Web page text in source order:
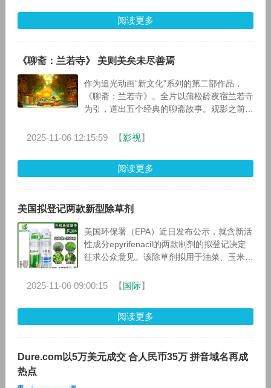
阅读更多
《聊斋：兰若寺》 美则美矣未尽善焉
作为追光动画“新文化”系列的第二部作品，
《聊斋：兰若寺》。全片以蒲松龄夜宿兰若寺
为引，道出五个经典的聊斋故事。观影之前，
起才能自洽，不同的导演风格要怎么衔
2025-11-06 12:15:59 【影视】
阅读更多
美国拟登记两款新型除草剂
美国环保署（EPA）近日发布公示，就含新活
性成分epyrifenacil的两款制剂的拟登记决定
征求公众意见。该除草剂拟用于油菜、玉米、
作）的播前灭生性处理，
2025-11-06 09:00:15 【国际】
阅读更多
Dure.com以5万美元成交 合人民币35万 拼音域名再成
热点